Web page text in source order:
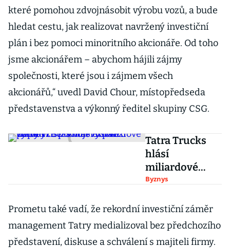
které pomohou zdvojnásobit výrobu vozů, a bude
hledat cestu, jak realizovat navržený investiční
plán i bez pomoci minoritního akcionáře. Od toho
jsme akcionářem – abychom hájili zájmy
společnosti, které jsou i zájmem všech
akcionářů,“ uvedl David Chour, místopředseda
představenstva a výkonný ředitel skupiny CSG.
Tatra Trucks
hlásí
miliardové
tržby i zisk.
poptávce
plánuje expanzi
výroby
Byznys
Prometu také vadí, že rekordní investiční záměr
management Tatry medializoval bez předchozího
představení, diskuse a schválení s majiteli firmy.